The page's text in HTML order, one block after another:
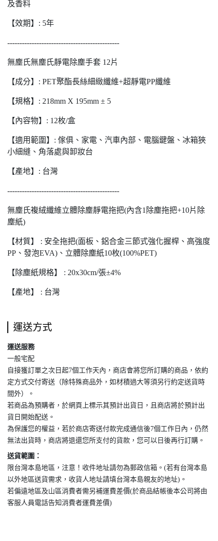
及香料
【效期】: 5年
----------------------------------------------
無塵氏無塵氏靜電除塵手套 12片
【成分】: PET聚酯長絲細緻纖維+超靜電PP纖維
【規格】: 218mm X 195mm ± 5
【內容物】: 12枚/盒
【適用範圍】: 傢俱、家電、汽車內部、電腦鍵盤、冰箱狹
小細縫、角落處與卸妝台
【產地】: 台灣
----------------------------------------------
無塵氏複絨纖維立體除塵靜電拖把(內含1除塵拖把+10片除
塵紙)
【材質】 : 安全拖把(面板、鋁合金三節式強化握桿、高強度
PP、發泡EVA)、立體除塵紙10枚(100%PET)
【除塵紙規格】 : 20x30cm/張±4%
【產地】 : 台灣
運送方式
運送服務
一般宅配
自接獲訂單之次日起7個工作天內，商店會將您所訂購的商品，依約
定方式交付寄送（除特殊商品外，如材積過大等須另行約定送貨時
間外）。
若商品為預購者，於網頁上標示其預計出貨日，且商店將於預計出
貨日開始配送。
為保護您的權益，若於商店寄送付款完成通信後7個工作日內，仍然
無法出貨時，商店將退還您所支付的貨款，您可以日後再行訂購。
送貨範圍：
限台灣本島地區，注意！收件地址請勿為郵政信箱。(若有台灣本島
以外地區送貨需求，收貨人地址請填台灣本島親友的地址)。
若偏遠地區及山區消費者需另補運費差價(於商品結帳後本公司將由
客服人員電話告知消費者運費差價)